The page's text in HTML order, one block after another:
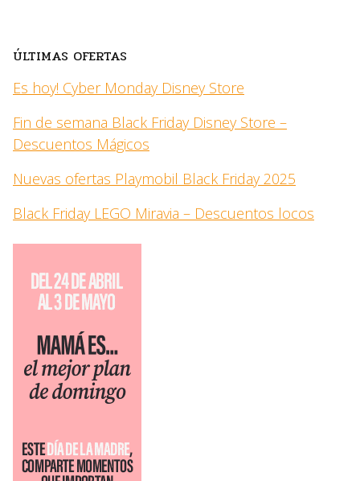
ÚLTIMAS OFERTAS
Es hoy! Cyber Monday Disney Store
Fin de semana Black Friday Disney Store –
Descuentos Mágicos
Nuevas ofertas Playmobil Black Friday 2025
Black Friday LEGO Miravia – Descuentos locos